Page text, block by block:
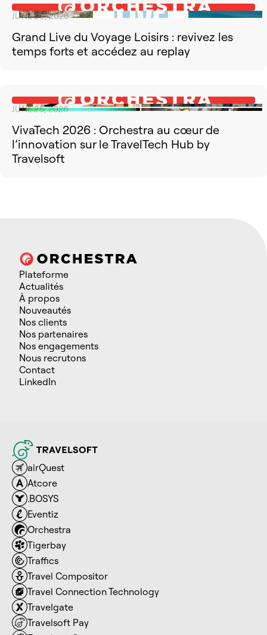
JUNE 26, 2026
Grand Live du Voyage Loisirs : revivez les
temps forts et accédez au replay
JUNE 25, 2026
VivaTech 2026 : Orchestra au cœur de
l’innovation sur le TravelTech Hub by
Travelsoft
Plateforme
Actualités
À propos
Nouveautés
Nos clients
Nos partenaires
Nos engagements
Nous recrutons
Contact
LinkedIn
airQuest
Atcore
.BOSYS
Eventiz
Orchestra
Tigerbay
Traffics
Travel Compositor
Travel Connection Technology
Travelgate
Travelsoft Pay